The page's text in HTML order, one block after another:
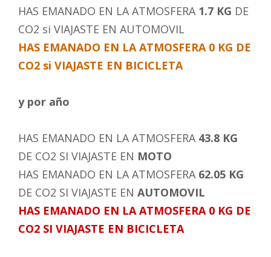
HAS EMANADO EN LA ATMOSFERA 1.7 KG DE
CO2 si VIAJASTE EN AUTOMOVIL
HAS EMANADO EN LA ATMOSFERA 0 KG DE
CO2 si VIAJASTE EN BICICLETA
y por año
HAS EMANADO EN LA ATMOSFERA 43.8 KG
DE CO2 SI VIAJASTE EN MOTO
HAS EMANADO EN LA ATMOSFERA 62.05 KG
DE CO2 SI VIAJASTE ENAUTOMOVIL
HAS EMANADO EN LA ATMOSFERA 0 KG DE
CO2 SI VIAJASTE EN BICICLETA